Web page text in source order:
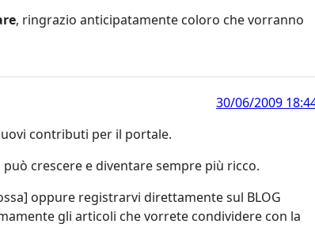
, ringrazio anticipatamente coloro che vorranno
30/06/2009
contributi per il portale.
crescere e diventare sempre più ricco.
oppure registrarvi direttamente sul BLOG
gli articoli che vorrete condividere con la